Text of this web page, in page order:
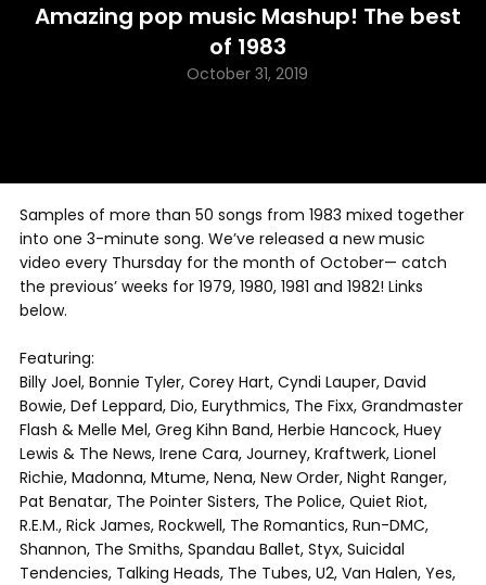
Amazing pop music Mashup! The best
of 1983
October 31, 2019
Samples of more than 50 songs from 1983 mixed together
into one 3-minute song. We’ve released a new music
video every Thursday for the month of October— catch
the previous’ weeks for 1979, 1980, 1981 and 1982! Links
below.
Featuring:
Billy Joel, Bonnie Tyler, Corey Hart, Cyndi Lauper, David
Bowie, Def Leppard, Dio, Eurythmics, The Fixx, Grandmaster
Flash & Melle Mel, Greg Kihn Band, Herbie Hancock, Huey
Lewis & The News, Irene Cara, Journey, Kraftwerk, Lionel
Richie, Madonna, Mtume, Nena, New Order, Night Ranger,
Pat Benatar, The Pointer Sisters, The Police, Quiet Riot,
R.E.M., Rick James, Rockwell, The Romantics, Run-DMC,
Shannon, The Smiths, Spandau Ballet, Styx, Suicidal
Tendencies, Talking Heads, The Tubes, U2, Van Halen, Yes,